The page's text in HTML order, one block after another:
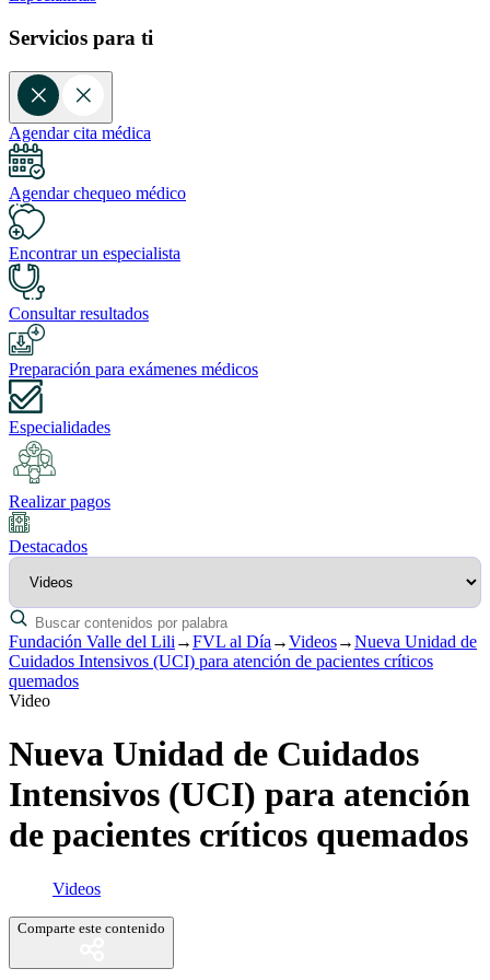
Servicios para ti
Agendar cita médica
Agendar chequeo médico
Encontrar un especialista
Consultar resultados
Preparación para exámenes médicos
Especialidades
Realizar pagos
Destacados
Fundación Valle del Lili →FVL al Día →Videos→Nueva Unidad de
Cuidados Intensivos (UCI) para atención de pacientes críticos
quemados
Video
Nueva Unidad de Cuidados
Intensivos (UCI) para atención
de pacientes críticos quemados
Videos
Comparte este contenido